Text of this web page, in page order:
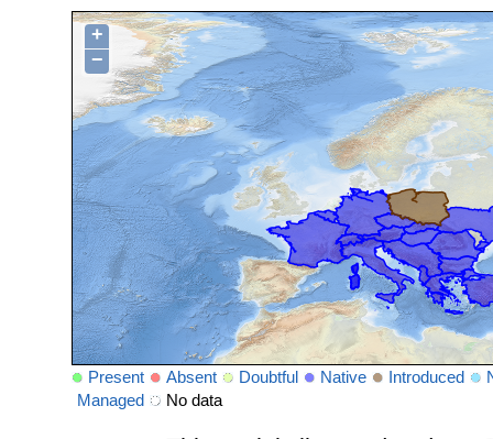
+
−
Present Absent Doubtful Native Introduced
Managed
No data